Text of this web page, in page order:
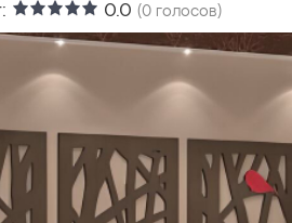
0.0 (0 голосов)